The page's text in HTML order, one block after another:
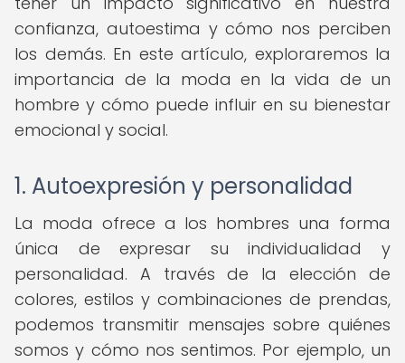
confianza, autoestima y cómo nos perciben
los demás. En este artículo, exploraremos la
importancia de la moda en la vida de un
hombre y cómo puede influir en su bienestar
emocional y social.
1. Autoexpresión y personalidad
La moda ofrece a los hombres una forma
única de expresar su individualidad y
personalidad. A través de la elección de
colores, estilos y combinaciones de prendas,
podemos transmitir mensajes sobre quiénes
somos y cómo nos sentimos. Por ejemplo, un